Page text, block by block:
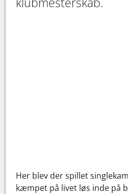
Her blev der spillet
kæmpet på livet løs inde på